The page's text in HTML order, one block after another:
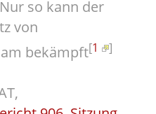
so kann der
von
bekämpft[1 ]